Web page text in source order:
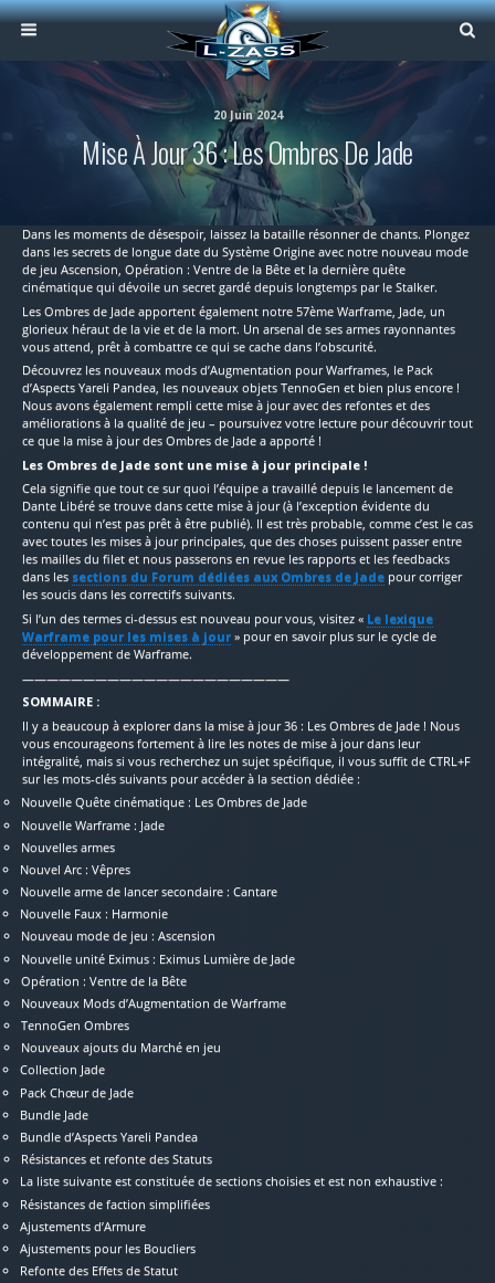
20 Juin 2024
Mise À Jour 36 : Les Ombres De Jade
Dans les moments de désespoir, laissez la bataille résonner de chants. Plongez
dans les secrets de longue date du Système Origine avec notre nouveau mode
de jeu Ascension, Opération : Ventre de la Bête et la dernière quête
cinématique qui dévoile un secret gardé depuis longtemps par le Stalker.
Les Ombres de Jade apportent également notre 57ème Warframe, Jade, un
glorieux héraut de la vie et de la mort. Un arsenal de ses armes rayonnantes
vous attend, prêt à combattre ce qui se cache dans l’obscurité.
Découvrez les nouveaux mods d’Augmentation pour Warframes, le Pack
d’Aspects Yareli Pandea, les nouveaux objets TennoGen et bien plus encore !
Nous avons également rempli cette mise à jour avec des refontes et des
améliorations à la qualité de jeu – poursuivez votre lecture pour découvrir tout
ce que la mise à jour des Ombres de Jade a apporté !
Les Ombres de Jade sont une mise à jour principale !
Cela signifie que tout ce sur quoi l’équipe a travaillé depuis le lancement de
Dante Libéré se trouve dans cette mise à jour (à l’exception évidente du
contenu qui n’est pas prêt à être publié). Il est très probable, comme c’est le cas
avec toutes les mises à jour principales, que des choses puissent passer entre
les mailles du filet et nous passerons en revue les rapports et les feedbacks
dans les sections du Forum dédiées aux Ombres de Jade pour corriger
les soucis dans les correctifs suivants.
Si l’un des termes ci-dessus est nouveau pour vous, visitez « Le lexique
Warframe pour les mises à jour » pour en savoir plus sur le cycle de
développement de Warframe.
——————————————————————
SOMMAIRE :
Il y a beaucoup à explorer dans la mise à jour 36 : Les Ombres de Jade ! Nous
vous encourageons fortement à lire les notes de mise à jour dans leur
intégralité, mais si vous recherchez un sujet spécifique, il vous suffit de CTRL+F
sur les mots-clés suivants pour accéder à la section dédiée :
Nouvelle Quête cinématique : Les Ombres de Jade
Nouvelle Warframe : Jade
Nouvelles armes
Nouvel Arc : Vêpres
Nouvelle arme de lancer secondaire : Cantare
Nouvelle Faux : Harmonie
Nouveau mode de jeu : Ascension
Nouvelle unité Eximus : Eximus Lumière de Jade
Opération : Ventre de la Bête
Nouveaux Mods d’Augmentation de Warframe
TennoGen Ombres
Nouveaux ajouts du Marché en jeu
Collection Jade
Pack Chœur de Jade
Bundle Jade
Bundle d’Aspects Yareli Pandea
Résistances et refonte des Statuts
La liste suivante est constituée de sections choisies et est non exhaustive :
Résistances de faction simplifiées
Ajustements d’Armure
Ajustements pour les Boucliers
Refonte des Effets de Statut